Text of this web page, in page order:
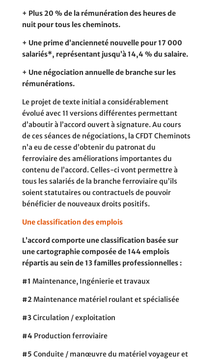
+ Plus 20 % de la rémunération des heures de
nuit pour tous les cheminots.
+ Une prime d’ancienneté nouvelle pour 17 000
salariés*, représentant jusqu’à 14,4 % du salaire.
+ Une négociation annuelle de branche sur les
rémunérations.
Le projet de texte initial a considérablement
évolué avec 11 versions différentes permettant
d’aboutir à l’accord ouvert à signature. Au cours
de ces séances de négociations, la CFDT Cheminots
n’a eu de cesse d’obtenir du patronat du
ferroviaire des améliorations importantes du
contenu de l’accord. Celles-ci vont permettre à
tous les salariés de la branche ferroviaire qu’ils
soient statutaires ou contractuels de pouvoir
bénéficier de nouveaux droits positifs.
Une classification des emplois
L’accord comporte une classification basée sur
une cartographie composée de 144 emplois
répartis au sein de 13 familles professionnelles :
#1 Maintenance, Ingénierie et travaux
#2 Maintenance matériel roulant et spécialisée
#3Circulation / exploitation
#4 Production ferroviaire
#5 Conduite / manœuvre du matériel voyageur et